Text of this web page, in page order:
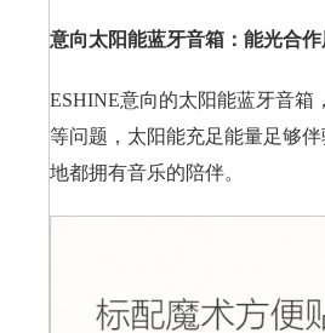
意向太阳能蓝牙音箱：能光合
ESHINE意向的太阳能蓝牙音箱
等问题，太阳能充足能量足够
地都拥有音乐的陪伴。